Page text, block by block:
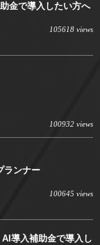
金で導入したい方へ
105618 views
100932 views
ランナー
100645 views
導入補助金で導入し